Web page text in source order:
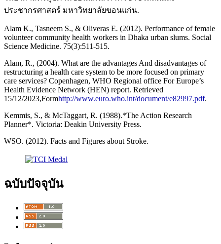
ประชากรศาสตร์ มหาวิทยาลัยขอนแก่น.
Alam K., Tasneem S., & Oliveras E. (2012). Performance of female
volunteer community health workers in Dhaka urban slums. Social
Science Medicine. 75(3):511-515.
Alam, R., (2004). What are the advantages And disadvantages of
restructuring a health care system to be more focused on primary
care services? Copenhagen, WHO Regional office For Europe’s
Health Evidence Network (HEN) report. Retrieved
15/12/2023,Formhttp://www.euro.who.int/document/e82997.pdf.
Kemmis, S., & McTaggart, R. (1988).*The Action Research
Planner*. Victoria: Deakin University Press.
WSO. (2012). Facts and Figures about Stroke.
ฉบับปัจจุบัน